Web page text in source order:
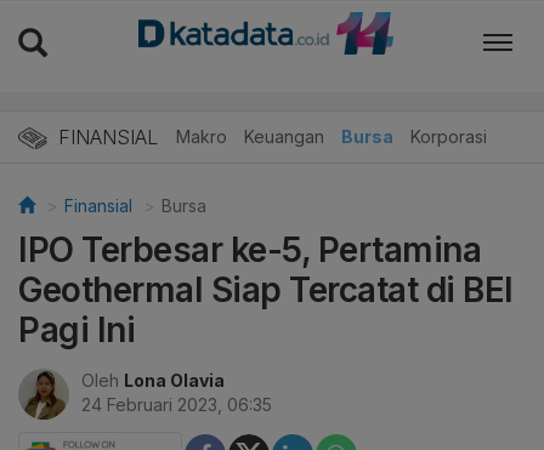
FINANSIAL Makro Keuangan Bursa Korporasi
Finansial Bursa
IPO Terbesar ke-5, Pertamina
Geothermal Siap Tercatat di BEI
Pagi Ini
Oleh Lona Olavia
24 Februari 2023, 06:35